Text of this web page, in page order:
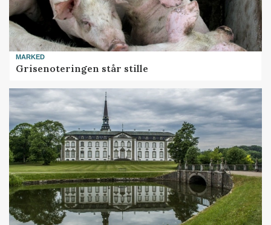
MARKED
Grisenoteringen står stille